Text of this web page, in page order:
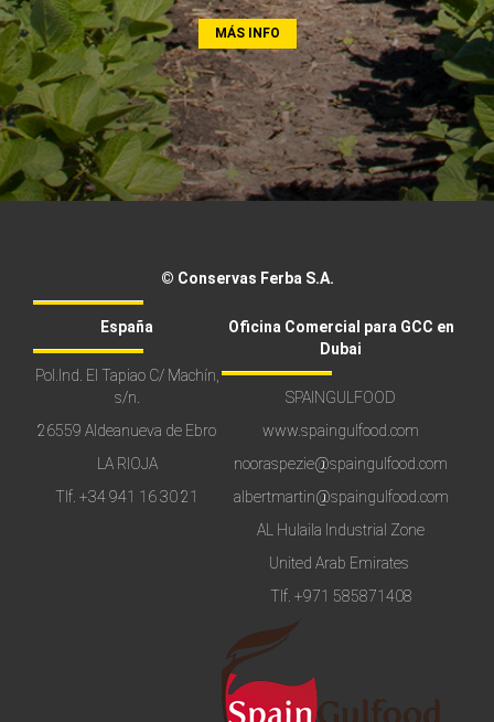
MÁS INFO
© Conservas Ferba S.A.
España
Pol.Ind. El Tapiao C/ Machín,
s/n.
26559 Aldeanueva de Ebro
LA RIOJA
Tlf.+34 941 16 30 21
Oficina Comercial para GCC en
Dubai
SPAINGULFOOD
www.spaingulfood.com
nooraspezie@spaingulfood.com
albertmartin@spaingulfood.com
AL Hulaila Industrial Zone
United Arab Emirates
Tlf. +971 585871408